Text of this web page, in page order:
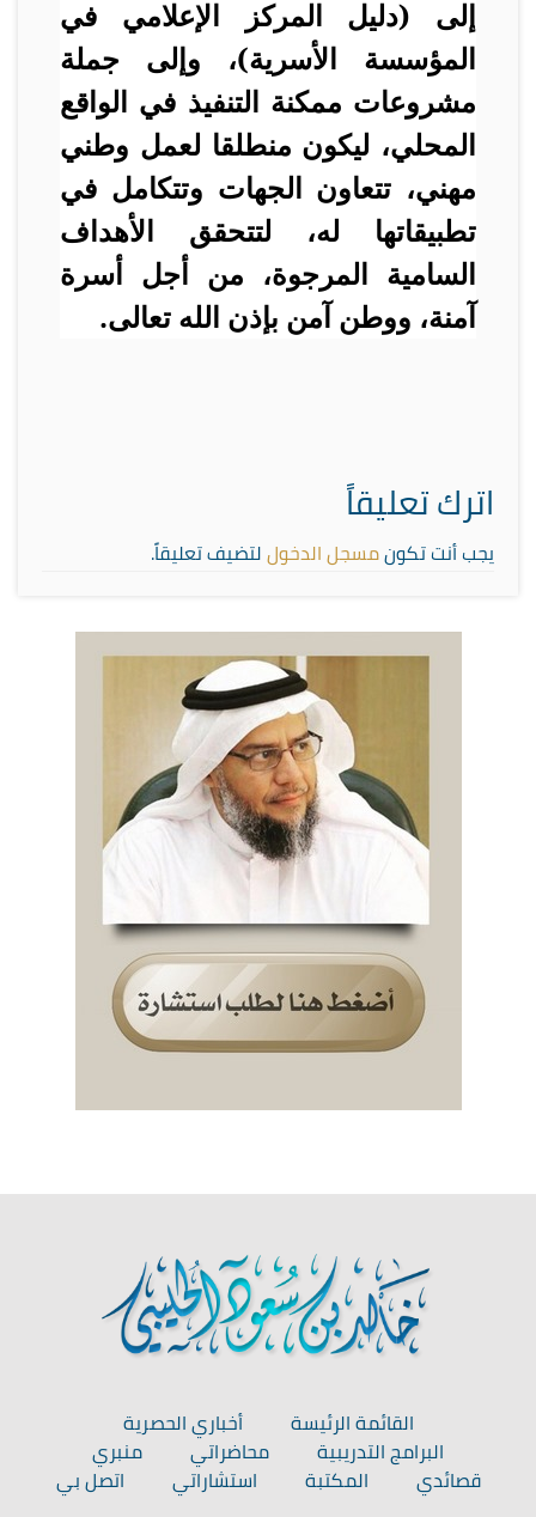
إلى (دليل المركز الإعلامي في
المؤسسة الأسرية)، وإلى جملة
مشروعات ممكنة التنفيذ في الواقع
المحلي، ليكون منطلقا لعمل وطني
مهني، تتعاون الجهات وتتكامل في
تطبيقاتها له، لتتحقق الأهداف
السامية المرجوة، من أجل أسرة
آمنة، ووطن آمن بإذن الله تعالى.
اترك تعليقاً
يجب أنت تكونمسجل الدخوللتضيف تعليقاً.
القائمة الرئيسة
أخباري الحصرية
البرامج التدريبية
محاضراتي
منبري
قصائدي
المكتبة استشاراتي اتصل بي